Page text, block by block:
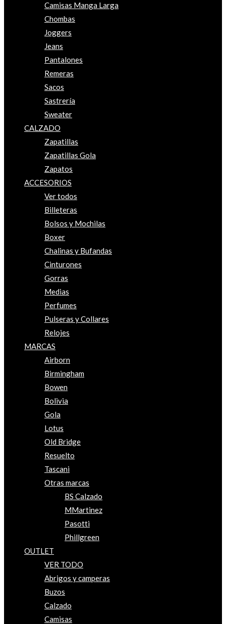
Camisas Manga Larga
Chombas
Joggers
Jeans
Pantalones
Remeras
Sacos
Sastrería
Sweater
CALZADO
Zapatillas
Zapatillas Gola
Zapatos
ACCESORIOS
Ver todos
Billeteras
Bolsos y Mochilas
Boxer
Chalinas y Bufandas
Cinturones
Gorras
Medias
Perfumes
Pulseras y Collares
Relojes
MARCAS
Airborn
Birmingham
Bowen
Bolivia
Gola
Lotus
Old Bridge
Resuelto
Tascani
Otras marcas
BS Calzado
MMartinez
Pasotti
Phillgreen
OUTLET
VER TODO
Abrigos y camperas
Buzos
Calzado
Camisas